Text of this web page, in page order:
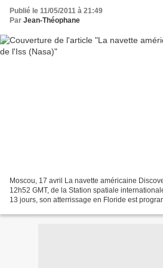
Publié le 11/05/2011 à 21:49
Par Jean-Théophane
Moscou, 17 avril La navette américaine
12h52 GMT, de la Station spatiale
13 jours, son atterrissage en Floride est